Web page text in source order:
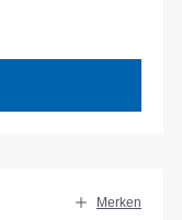
Merken